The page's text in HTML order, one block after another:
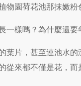
園荷花池那抹嫩粉
樣嗎？為什麼還要
葉片，甚至連池水的
從來都不僅是花，而